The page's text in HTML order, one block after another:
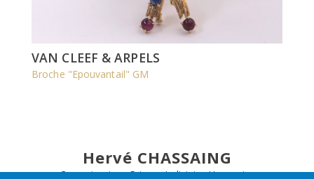
VAN CLEEF & ARPELS
Broche "Epouvantail" GM
Hervé CHASSAING
Commissaire - Priseur Judiciaire Honoraire